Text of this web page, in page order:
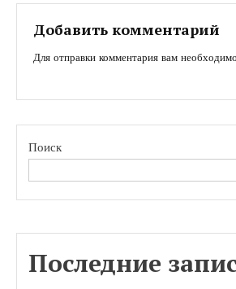
записям
Добавить комментарий
Для отправки комментария вам необходимо
Поиск
Последние